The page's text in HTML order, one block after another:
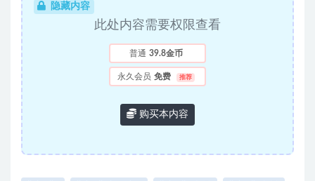
隐藏内容
此处内容需要权限查看
普通 39.8金币
永久会员 免费 推荐
购买本内容